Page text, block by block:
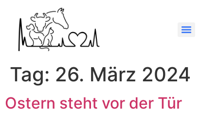
Tag: 26. März 2024
Ostern steht vor der Tür